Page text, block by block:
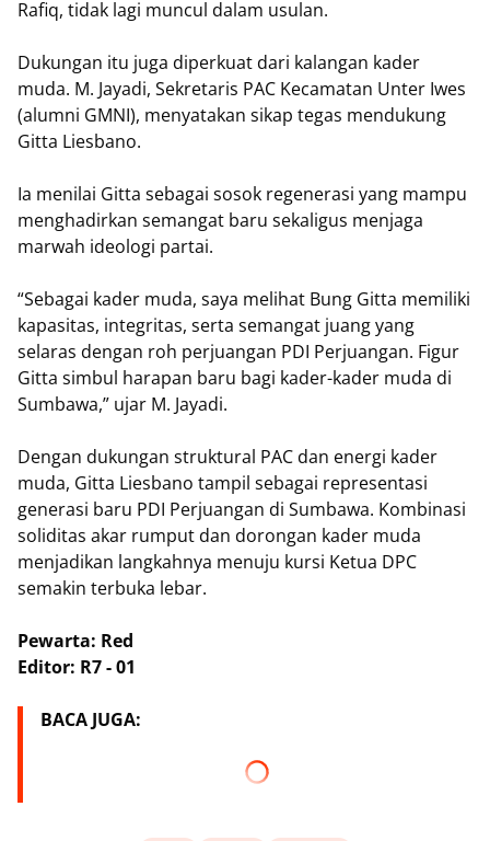
Rafiq, tidak lagi muncul dalam usulan.
Dukungan itu juga diperkuat dari kalangan kader
muda. M. Jayadi, Sekretaris PAC Kecamatan Unter Iwes
(alumni GMNI), menyatakan sikap tegas mendukung
Gitta Liesbano.
Ia menilai Gitta sebagai sosok regenerasi yang mampu
menghadirkan semangat baru sekaligus menjaga
marwah ideologi partai.
“Sebagai kader muda, saya melihat Bung Gitta memiliki
kapasitas, integritas, serta semangat juang yang
selaras dengan roh perjuangan PDI Perjuangan. Figur
Gitta simbul harapan baru bagi kader-kader muda di
Sumbawa,” ujar M. Jayadi.
Dengan dukungan struktural PAC dan energi kader
muda, Gitta Liesbano tampil sebagai representasi
generasi baru PDI Perjuangan di Sumbawa. Kombinasi
soliditas akar rumput dan dorongan kader muda
menjadikan langkahnya menuju kursi Ketua DPC
semakin terbuka lebar.
Pewarta: Red
Editor: R7 - 01
BACA JUGA: